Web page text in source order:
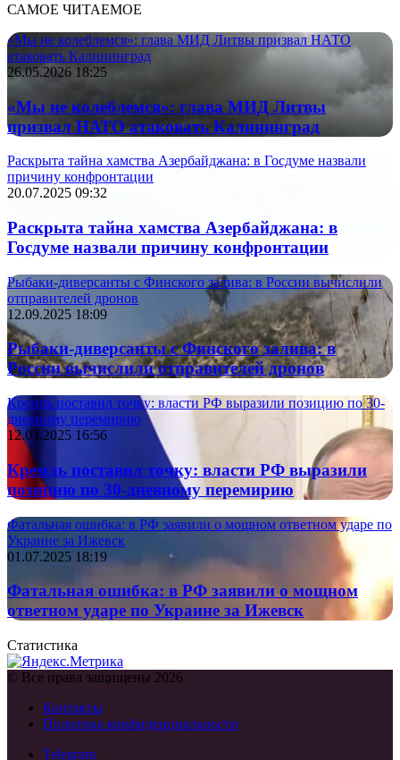
САМОЕ ЧИТАЕМОЕ
«Мы не колеблемся»: глава МИД Литвы призвал НАТО
атаковать Калининград
26.05.2026 18:25
«Мы не колеблемся»: глава МИД Литвы
призвал НАТО атаковать Калининград
Раскрыта тайна хамства Азербайджана: в Госдуме назвали
причину конфронтации
20.07.2025 09:32
Раскрыта тайна хамства Азербайджана: в
Госдуме назвали причину конфронтации
Рыбаки-диверсанты с Финского залива: в России вычислили
отправителей дронов
12.09.2025 18:09
Рыбаки-диверсанты с Финского залива: в
России вычислили отправителей дронов
Кремль поставил точку: власти РФ выразили позицию по 30-
дневному перемирию
12.03.2025 16:56
Кремль поставил точку: власти РФ выразили
позицию по 30-дневному перемирию
Фатальная ошибка: в РФ заявили о мощном ответном ударе по
Украине за Ижевск
01.07.2025 18:19
Фатальная ошибка: в РФ заявили о мощном
ответном ударе по Украине за Ижевск
Статистика
© Все права защищены 2026
Контакты
Политика конфиденциальности
Telegram